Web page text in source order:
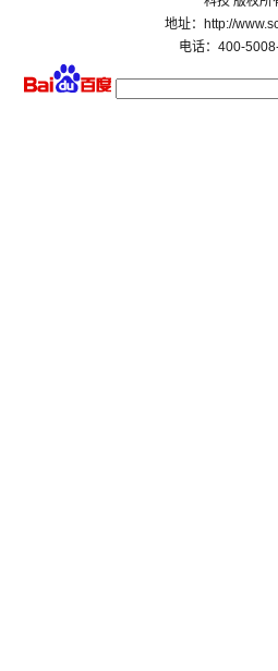
地址：http://
电话：400-